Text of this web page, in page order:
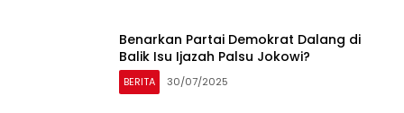
Benarkan Partai Demokrat Dalang di
Balik Isu Ijazah Palsu Jokowi?
BERITA 30/07/2025